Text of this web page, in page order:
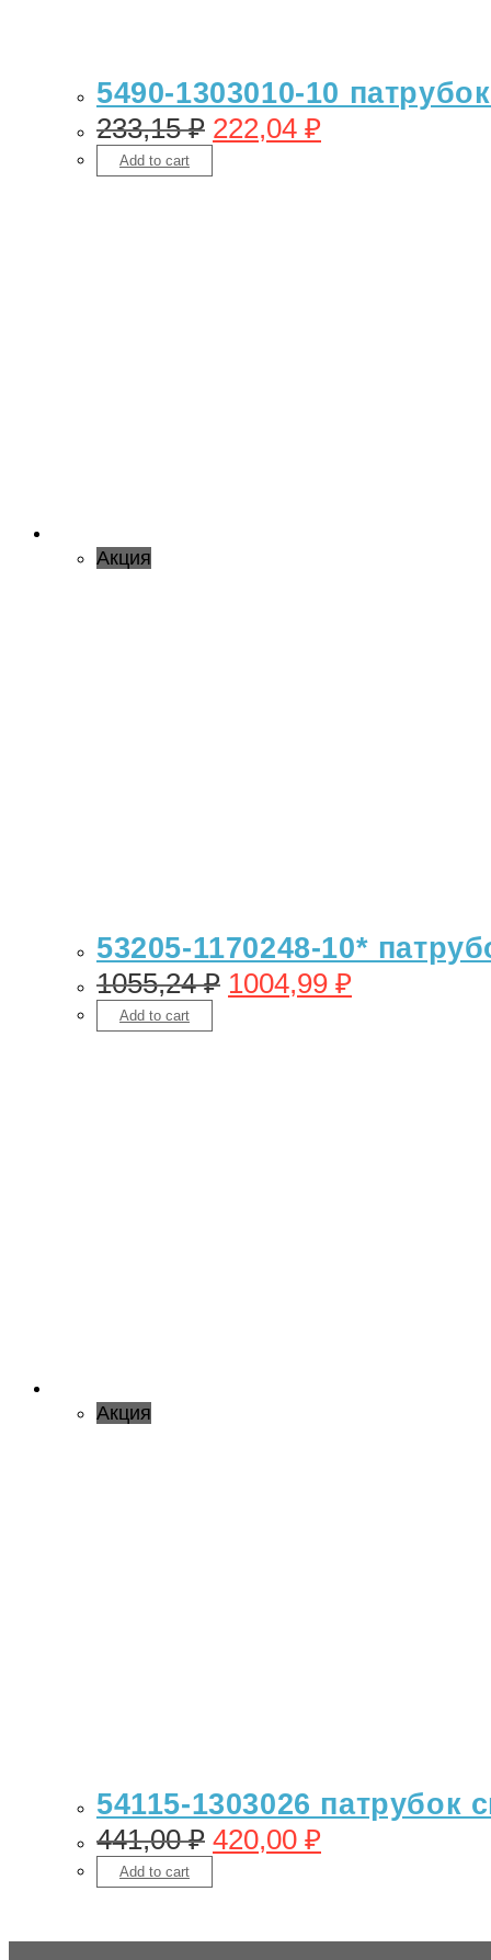
5490-1303010-10
233,15₽ 222,04 ₽
Add to cart
Акция
53205-1170248-10*
1055,24₽ 1004,99 ₽
Add to cart
Акция
54115-1303026 патрубок
441,00₽ 420,00 ₽
Add to cart